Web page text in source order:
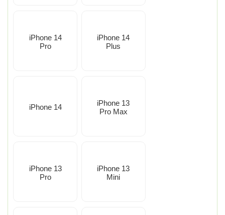
iPhone 14
Pro
iPhone 14
Plus
iPhone 14
iPhone 13
Pro Max
iPhone 13
Pro
iPhone 13
Mini